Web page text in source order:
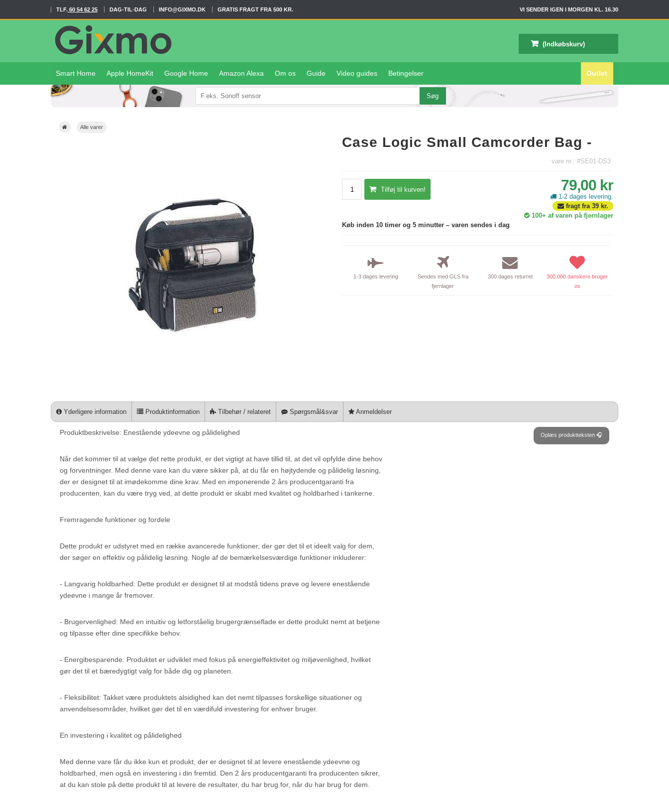
TLF. 60 54 62 25 DAG-TIL-DAG INFO@GIXMO.DK GRATIS FRAGT FRA 500 KR. VI SENDER IGEN I MORGEN KL. 16.30
Smart Home Apple HomeKit Google Home Amazon Alexa Om os Guide Video guides Betingelser Outlet
(Indkøbskurv)
Alle varer
Case Logic Small Camcorder Bag -
vare nr.: #SE01-DS3
Tilføj til kurven! 79,00 kr
1-2 dages levering.
fragt fra 39 kr.
100+ af varen på fjernlager
Køb inden 10 timer og 5 minutter – varen sendes i dag
1-3 dages levering
Sendes med GLS fra
fjernlager
300 dages returret
300.000 danskere bruger
os
Yderligere information Produktinformation Tilbehør / relateret Spørgsmål&svar Anmeldelser
Oplæs produktteksten 🎧
Produktbeskrivelse: Enestående ydeevne og pålidelighed
Når det kommer til at vælge det rette produkt, er det vigtigt at have tillid til, at det vil opfylde dine behov
og forventninger. Med denne vare kan du være sikker på, at du får en højtydende og pålidelig løsning,
der er designet til at imødekomme dine krav. Med en imponerende 2 års producentgaranti fra
producenten, kan du være tryg ved, at dette produkt er skabt med kvalitet og holdbarhed i tankerne.
Fremragende funktioner og fordele
Dette produkt er udstyret med en række avancerede funktioner, der gør det til et ideelt valg for dem,
der søger en effektiv og pålidelig løsning. Nogle af de bemærkelsesværdige funktioner inkluderer:
- Langvarig holdbarhed: Dette produkt er designet til at modstå tidens prøve og levere enestående
ydeevne i mange år fremover.
- Brugervenlighed: Med en intuitiv og letforståelig brugergrænseflade er dette produkt nemt at betjene
og tilpasse efter dine specifikke behov.
- Energibesparende: Produktet er udviklet med fokus på energieffektivitet og miljøvenlighed, hvilket
gør det til et bæredygtigt valg for både dig og planeten.
- Fleksibilitet: Takket være produktets alsidighed kan det nemt tilpasses forskellige situationer og
anvendelsesområder, hvilket gør det til en værdifuld investering for enhver bruger.
En investering i kvalitet og pålidelighed
Med denne vare får du ikke kun et produkt, der er designet til at levere enestående ydeevne og
holdbarhed, men også en investering i din fremtid. Den 2 års producentgaranti fra producenten sikrer,
at du kan stole på dette produkt til at levere de resultater, du har brug for, når du har brug for dem.